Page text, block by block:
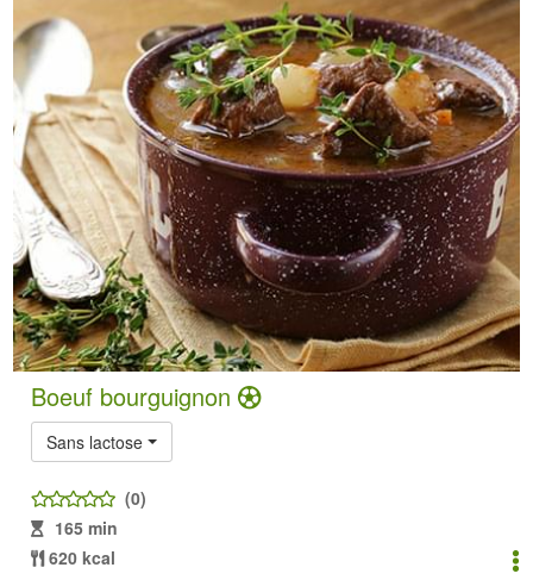
Boeuf bourguignon
Sans lactose
(0)
165 min
620 kcal